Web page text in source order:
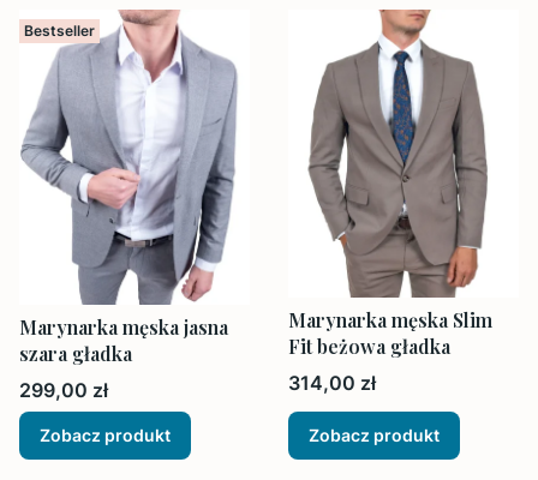
Bestseller
Marynarka męska jasna
szara gładka
Cena
299,00 zł
Zobacz produkt
Marynarka męska Slim
Fit beżowa gładka
Cena
314,00 zł
Zobacz produkt